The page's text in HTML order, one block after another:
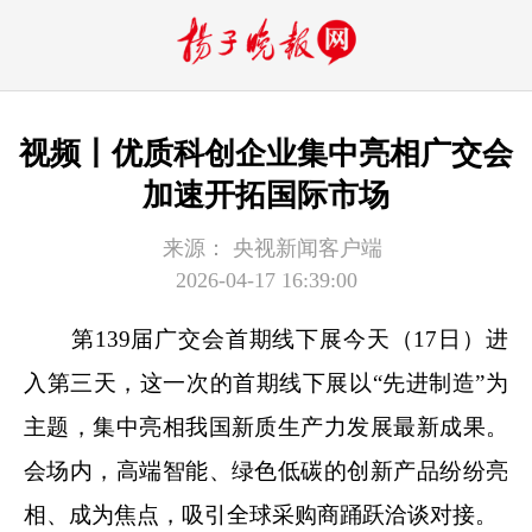
视频丨优质科创企业集中亮相广交会
加速开拓国际市场
来源：
央视新闻客户端
2026-04-17 16:39:00
第139届广交会首期线下展今天（17日）进
入第三天，这一次的首期线下展以“先进制造”为
主题，集中亮相我国新质生产力发展最新成果。
会场内，高端智能、绿色低碳的创新产品纷纷亮
相、成为焦点，吸引全球采购商踊跃洽谈对接。